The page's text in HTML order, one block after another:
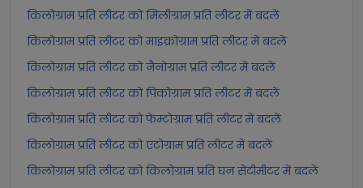
किलोग्राम प्रति लीटर को मिलीग्राम प्रति लीटर में बदलें
किलोग्राम प्रति लीटर को माइक्रोग्राम प्रति लीटर में बदलें
किलोग्राम प्रति लीटर को नैनोग्राम प्रति लीटर में बदलें
किलोग्राम प्रति लीटर को पिकोग्राम प्रति लीटर में बदलें
किलोग्राम प्रति लीटर को फेम्टोग्राम प्रति लीटर में बदलें
किलोग्राम प्रति लीटर को एटोग्राम प्रति लीटर में बदलें
किलोग्राम प्रति लीटर को किलोग्राम प्रति घन सेंटीमीटर में बदलें